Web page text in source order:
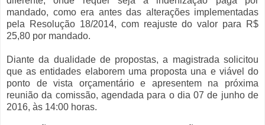
mandado, como era antes das alterações implementadas
pela Resolução 18/2014, com reajuste do valor para R$
25,80 por mandado.
Diante da dualidade de propostas, a magistrada solicitou
que as entidades elaborem uma proposta una e viável do
ponto de vista orçamentário e apresentem na próxima
reunião da comissão, agendada para o dia 07 de junho de
2016, às 14:00 horas.